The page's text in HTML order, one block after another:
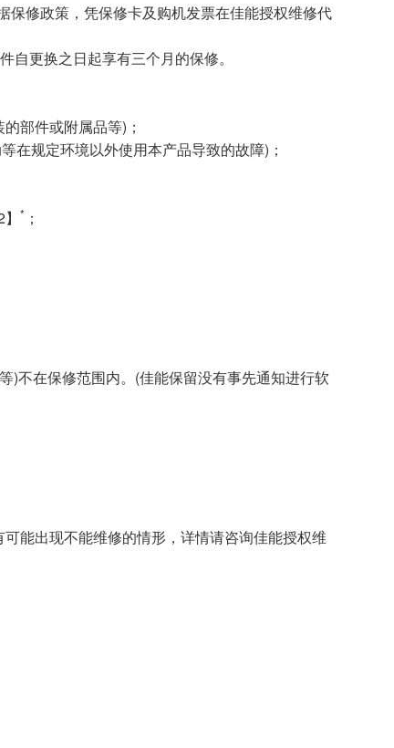
修政策，凭保修卡及购机发票在佳能授权维修代
更换之日起享有三个月的保修。
部件或附属品等)；
在规定环境以外使用本产品导致的故障)；
】* ；
)不在保修范围内。(佳能保留没有事先通知进行软
能出现不能维修的情形，详情请咨询佳能授权维